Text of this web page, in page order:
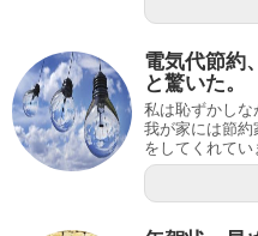
電気代節約
と驚いた。
私は恥ずかしな
我が家には節約
をしてくれて